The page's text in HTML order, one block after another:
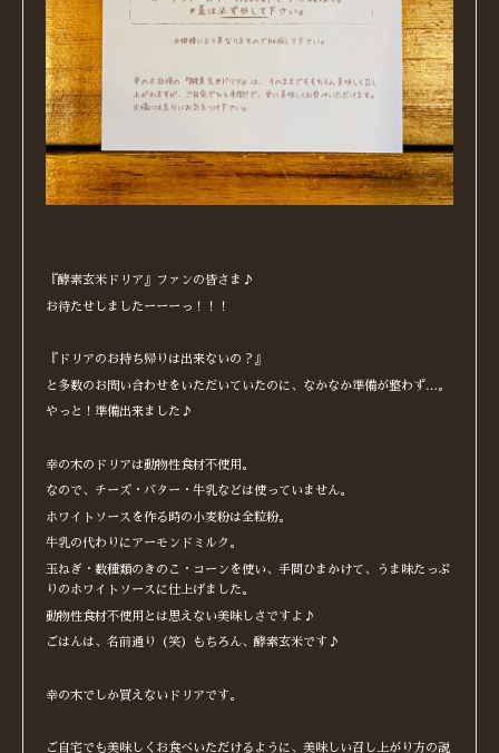
『酵素玄米ドリア』ファンの皆さま♪
お待たせしましたーーーっ！！！
『ドリアのお持ち帰りは出来ないの？』
と多数のお問い合わせをいただいていたのに、なかなか準備が整わず…。
やっと！準備出来ました♪
幸の木のドリアは動物性食材不使用。
なので、チーズ・バター・牛乳などは使っていません。
ホワイトソースを作る時の小麦粉は全粒粉。
牛乳の代わりにアーモンドミルク。
玉ねぎ・数種類のきのこ・コーンを使い、手間ひまかけて、うま味たっぷ
りのホワイトソースに仕上げました。
動物性食材不使用とは思えない美味しさですよ♪
ごはんは、名前通り（笑）もちろん、酵素玄米です♪
幸の木でしか買えないドリアです。
ご自宅でも美味しくお食べいただけるように、美味しい召し上がり方の説